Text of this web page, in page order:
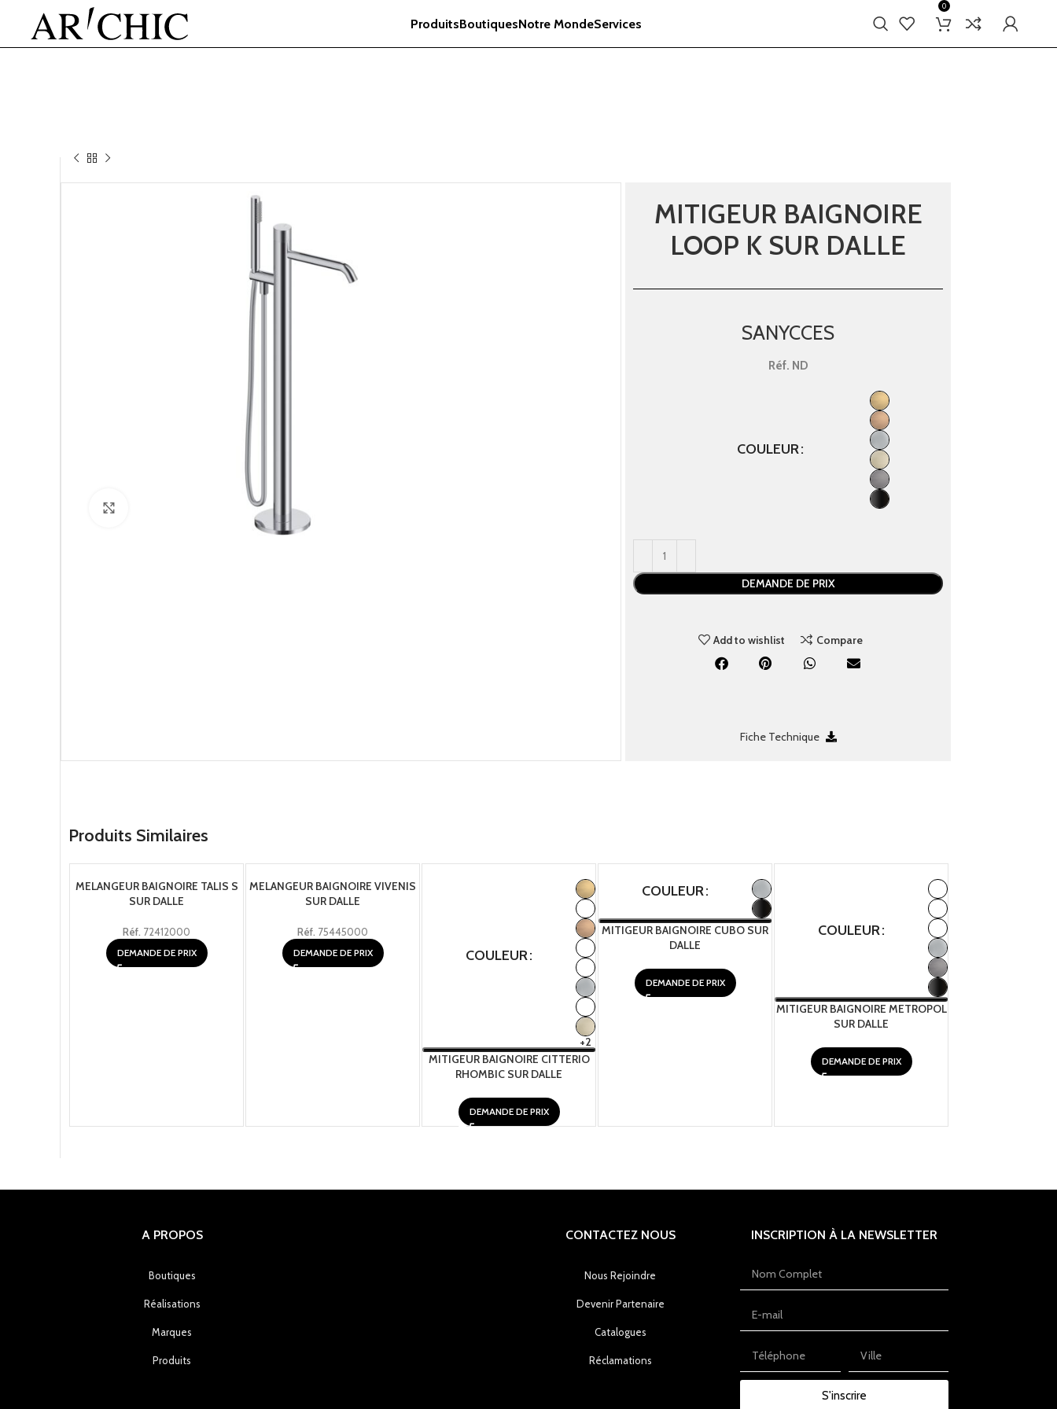
ProduitsBoutiquesNotre MondeServices
0
MITIGEUR BAIGNOIRE
LOOP K SUR DALLE
SANYCCES
Réf. ND
COULEUR
DEMANDE DE PRIX
Add to wishlist Compare
Fiche Technique
Produits Similaires
MELANGEUR BAIGNOIRE TALIS S
SUR DALLE
Réf. 72412000
DEMANDE DE PRIX
MELANGEUR BAIGNOIRE VIVENIS
SUR DALLE
Réf. 75445000
DEMANDE DE PRIX COULEUR
+2
MITIGEUR BAIGNOIRE CITTERIO
RHOMBIC SUR DALLE
DEMANDE DE PRIX
COULEUR
MITIGEUR BAIGNOIRE CUBO SUR
DALLE
DEMANDE DE PRIX
COULEUR
MITIGEUR BAIGNOIRE METROPOL
SUR DALLE
DEMANDE DE PRIX
A PROPOS
Boutiques
Réalisations
Marques
Produits
CONTACTEZ NOUS
Nous Rejoindre
Devenir Partenaire
Catalogues
Réclamations
INSCRIPTION À LA NEWSLETTER
S'inscrire